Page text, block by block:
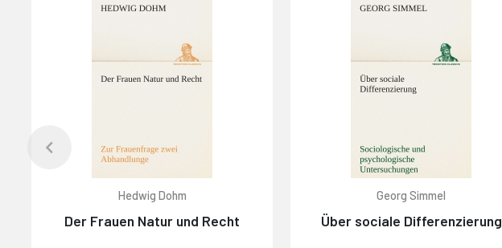
Hedwig Dohm
Der Frauen Natur und Recht
Georg Simmel
Über sociale Differenzierung